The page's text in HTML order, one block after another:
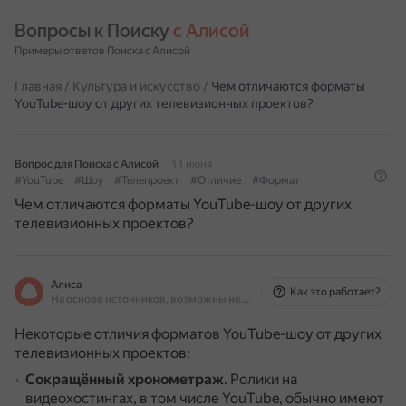
Вопросы к Поиску с Алисой
Примеры ответов Поиска с Алисой
Главная / Культура и искусство / Чем отличаются форматы
YouTube-шоу от других телевизионных проектов?
Вопрос для Поиска с Алисой
11 июня
#YouTube
#Шоу #Телепроект #Отличие #Формат
Чем отличаются форматы YouTube-шоу от других
телевизионных проектов?
Алиса
На основе источников, возможны неточности
Как это работает?
Некоторые отличия форматов YouTube-шоу от других
телевизионных проектов:
Сокращённый хронометраж. Ролики на
видеохостингах, в том числе YouTube, обычно имеют